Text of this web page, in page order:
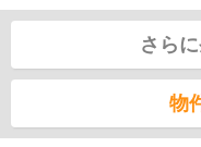
さら
物